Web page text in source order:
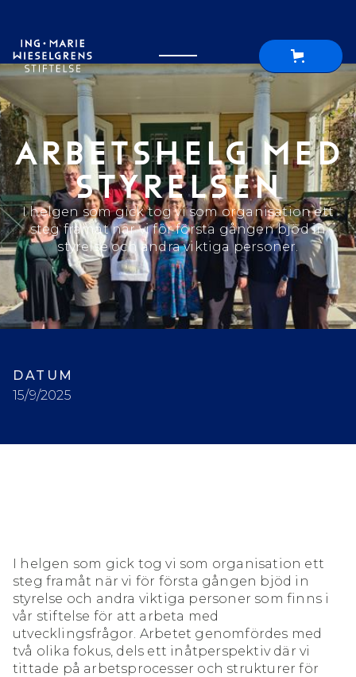
ARBETSHELG MED
STYRELSEN
I helgen som gick tog vi som organisation ett
steg framåt när vi för första gången bjöd in
styrelse och andra viktiga personer.
DATUM
15/9/2025
I helgen som gick tog vi som organisation ett
steg framåt när vi för första gången bjöd in
styrelse och andra viktiga personer som finns i
vår stiftelse för att arbeta med
utvecklingsfrågor. Arbetet genomfördes med
två olika fokus, dels ett inåtperspektiv där vi
tittade på arbetsprocesser och strukturer för